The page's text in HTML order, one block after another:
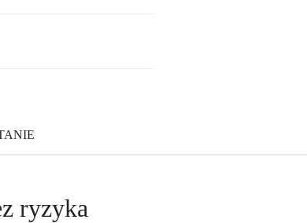
ryzyka